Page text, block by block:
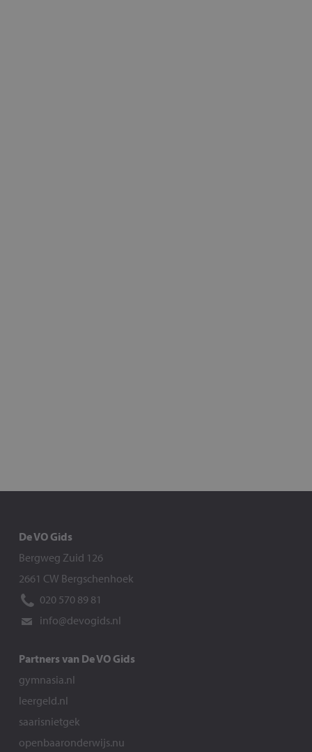
De VO Gids
Bergweg Zuid 126
2661 CW Bergschenhoek
020 570 89 81
info@devogids.nl
Partners van De VO Gids
gymnasia.nl
leergeld.nl
saarisnietgek
openbaaronderwijs.nu